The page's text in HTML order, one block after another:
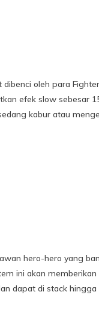
oleh para
efek slow sebesar
kabur atau
hero-hero yang
ini akan
dapat di stack hingga